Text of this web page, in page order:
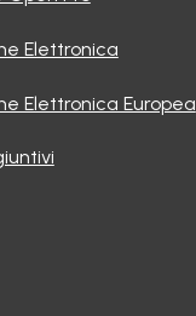
Elettronica
Elettronica Europea